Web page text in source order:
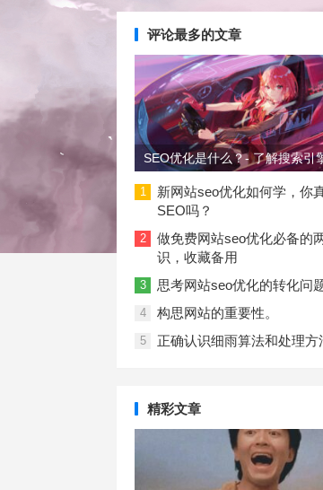
评论最多的文章
SEO优化是什么？- 了解搜索引
1
新网站seo优化如何学，你
SEO吗？
2
做免费网站seo优化必备的
识，收藏备用
3 思考网站seo优化的转化问
4 构思网站的重要性。
5 正确认识细雨算法和处理方
精彩文章